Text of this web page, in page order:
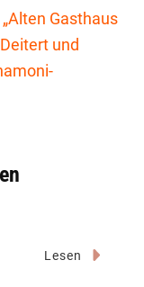
Lesen